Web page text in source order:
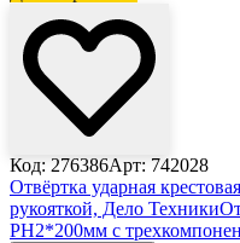
Код: 276386Арт: 742028
Отвёртка ударная
рукояткой, Дело Техники
PH2*200мм с